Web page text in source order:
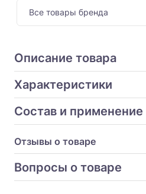
Все товары бренда
Описание товара
Характеристики
Состав и применение
Отзывы о товаре
Вопросы о товаре